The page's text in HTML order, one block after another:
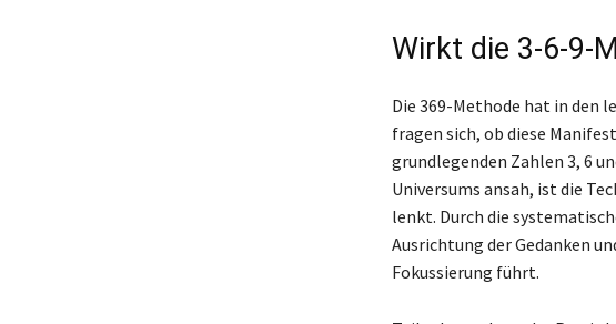
Wirkt die 3-6-9-
Die 369-Methode hat in den
fragen sich, ob diese
grundlegenden Zahlen 3, 6
Universums ansah, ist die
lenkt. Durch die
Ausrichtung der Gedanken
Fokussierung führt.